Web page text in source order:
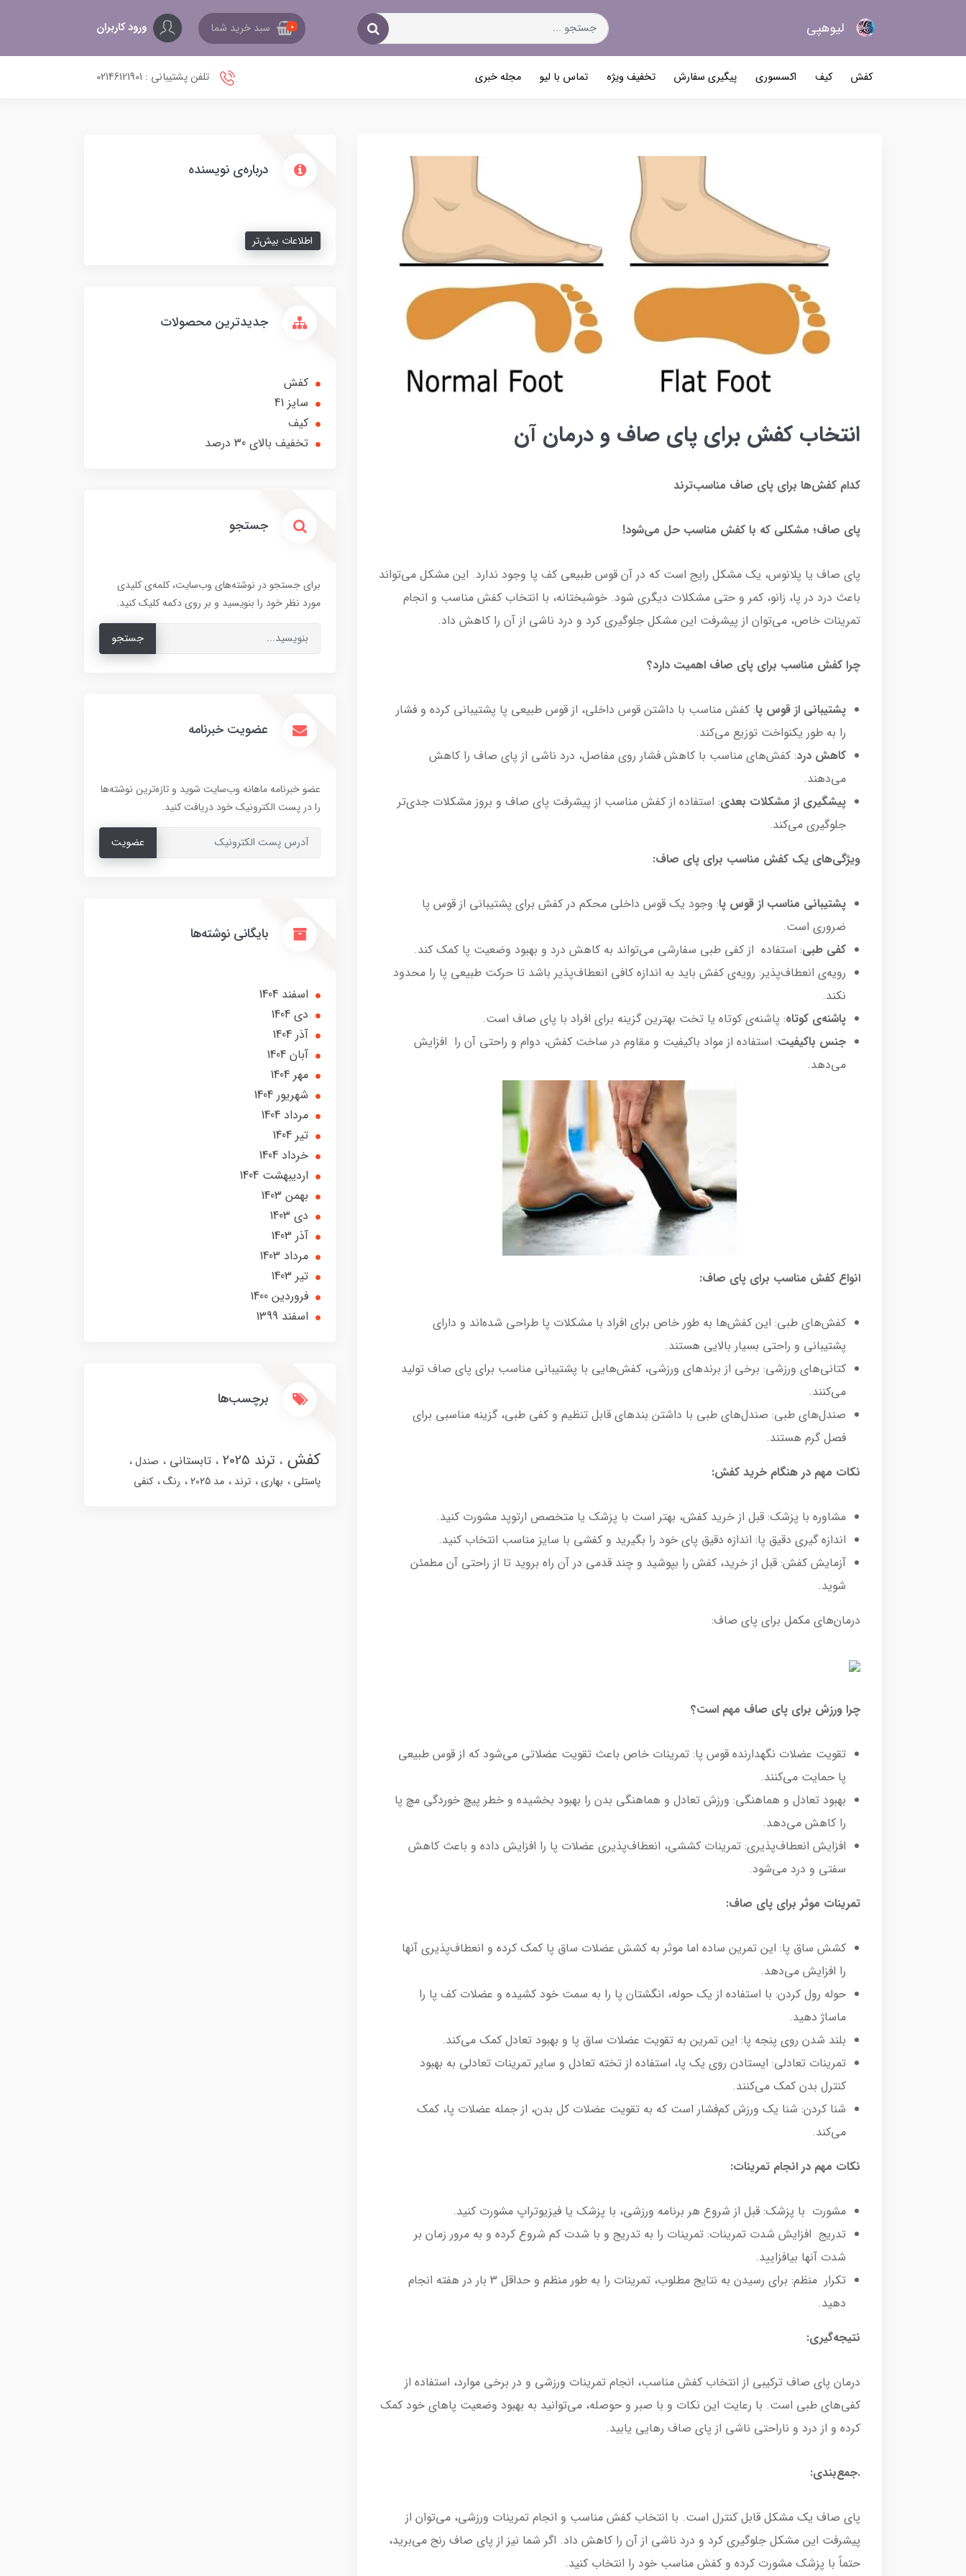
لیو‌هپی 0 سبد خرید شما ورود کاربران
کفش کیف اکسسوری پیگیری سفارش تخفیف ویژه تماس با لیو مجله خبری تلفن پشتیبانی : 02146121901
انتخاب کفش برای پای صاف و درمان آن
کدام کفش‌ها برای پای صاف مناسب‌ترند
پای صاف؛ مشکلی که با کفش مناسب حل می‌شود!
پای صاف یا پلانوس، یک مشکل رایج است که در آن قوس طبیعی کف پا وجود ندارد. این مشکل می‌تواند
باعث درد در پا، زانو، کمر و حتی مشکلات دیگری شود. خوشبختانه، با انتخاب کفش مناسب و انجام
تمرینات خاص، می‌توان از پیشرفت این مشکل جلوگیری کرد و درد ناشی از آن را کاهش داد.
چرا کفش مناسب برای پای صاف اهمیت دارد؟
پشتیبانی از قوس پا: کفش مناسب با داشتن قوس داخلی، از قوس طبیعی پا پشتیبانی کرده و فشار
را به طور یکنواخت توزیع می‌کند.
کاهش درد: کفش‌های مناسب با کاهش فشار روی مفاصل، درد ناشی از پای صاف را کاهش
می‌دهند.
پیشگیری از مشکلات بعدی: استفاده از کفش مناسب از پیشرفت پای صاف و بروز مشکلات جدی‌تر
جلوگیری می‌کند.
ویژگی‌های یک کفش مناسب برای پای صاف:
پشتیبانی مناسب از قوس پا: وجود یک قوس داخلی محکم در کفش برای پشتیبانی از قوس پا
ضروری است.
کفی طبی: استفاده از کفی طبی سفارشی می‌تواند به کاهش درد و بهبود وضعیت پا کمک کند.
رویه‌ی انعطاف‌پذیر: رویه‌ی کفش باید به اندازه کافی انعطاف‌پذیر باشد تا حرکت طبیعی پا را محدود
نکند.
پاشنه‌ی کوتاه: پاشنه‌ی کوتاه یا تخت بهترین گزینه برای افراد با پای صاف است.
جنس باکیفیت: استفاده از مواد باکیفیت و مقاوم در ساخت کفش، دوام و راحتی آن را افزایش
می‌دهد.
انواع کفش مناسب برای پای صاف:
کفش‌های طبی: این کفش‌ها به طور خاص برای افراد با مشکلات پا طراحی شده‌اند و دارای
پشتیبانی و راحتی بسیار بالایی هستند.
کتانی‌های ورزشی: برخی از برندهای ورزشی، کفش‌هایی با پشتیبانی مناسب برای پای صاف تولید
می‌کنند.
صندل‌های طبی: صندل‌های طبی با داشتن بندهای قابل تنظیم و کفی طبی، گزینه مناسبی برای
فصل گرم هستند.
نکات مهم در هنگام خرید کفش:
مشاوره با پزشک: قبل از خرید کفش، بهتر است با پزشک یا متخصص ارتوپد مشورت کنید.
اندازه گیری دقیق پا: اندازه دقیق پای خود را بگیرید و کفشی با سایز مناسب انتخاب کنید.
آزمایش کفش: قبل از خرید، کفش را بپوشید و چند قدمی در آن راه بروید تا از راحتی آن مطمئن
شوید.
درمان‌های مکمل برای پای صاف:
چرا ورزش برای پای صاف مهم است؟
تقویت عضلات نگهدارنده قوس پا: تمرینات خاص باعث تقویت عضلاتی می‌شود که از قوس طبیعی
پا حمایت می‌کنند.
بهبود تعادل و هماهنگی: ورزش تعادل و هماهنگی بدن را بهبود بخشیده و خطر پیچ خوردگی مچ پا
را کاهش می‌دهد.
افزایش انعطاف‌پذیری: تمرینات کششی، انعطاف‌پذیری عضلات پا را افزایش داده و باعث کاهش
سفتی و درد می‌شود.
تمرینات موثر برای پای صاف:
کشش ساق پا: این تمرین ساده اما موثر به کشش عضلات ساق پا کمک کرده و انعطاف‌پذیری آنها
را افزایش می‌دهد.
حوله رول کردن: با استفاده از یک حوله، انگشتان پا را به سمت خود کشیده و عضلات کف پا را
ماساژ دهید.
بلند شدن روی پنجه پا: این تمرین به تقویت عضلات ساق پا و بهبود تعادل کمک می‌کند.
تمرینات تعادلی: ایستادن روی یک پا، استفاده از تخته تعادل و سایر تمرینات تعادلی به بهبود
کنترل بدن کمک می‌کنند.
شنا کردن: شنا یک ورزش کم‌فشار است که به تقویت عضلات کل بدن، از جمله عضلات پا، کمک
می‌کند.
نکات مهم در انجام تمرینات:
مشورت با پزشک: قبل از شروع هر برنامه ورزشی، با پزشک یا فیزیوتراپ مشورت کنید.
تدریج افزایش شدت تمرینات: تمرینات را به تدریج و با شدت کم شروع کرده و به مرور زمان بر
شدت آنها بیافزایید.
تکرار منظم: برای رسیدن به نتایج مطلوب، تمرینات را به طور منظم و حداقل 3 بار در هفته انجام
دهید.
نتیجه‌گیری:
درمان پای صاف ترکیبی از انتخاب کفش مناسب، انجام تمرینات ورزشی و در برخی موارد، استفاده از
کفی‌های طبی است. با رعایت این نکات و با صبر و حوصله، می‌توانید به بهبود وضعیت پاهای خود کمک
کرده و از درد و ناراحتی ناشی از پای صاف رهایی یابید.
.جمع‌بندی:
پای صاف یک مشکل قابل کنترل است. با انتخاب کفش مناسب و انجام تمرینات ورزشی، می‌توان از
پیشرفت این مشکل جلوگیری کرد و درد ناشی از آن را کاهش داد. اگر شما نیز از پای صاف رنج می‌برید،
حتماً با پزشک مشورت کرده و کفش مناسب خود را انتخاب کنید.
درباره‌ی نویسنده
اطلاعات بیش‌تر
جدیدترین محصولات
کفش
سایز 41
کیف
تخفیف بالای 30 درصد
جستجو
برای جستجو در نوشته‌های وب‌سایت، کلمه‌ی کلیدی
مورد نظر خود را بنویسید و بر روی دکمه کلیک کنید.
جستجو
عضویت خبرنامه
عضو خبرنامه ماهانه وب‌سایت شوید و تازه‌ترین نوشته‌ها
را در پست الکترونیک خود دریافت کنید.
عضویت
بایگانی نوشته‌ها
اسفند 1404
دی 1404
آذر 1404
آبان 1404
مهر 1404
شهریور 1404
مرداد 1404
تير 1404
خرداد 1404
ارديبهشت 1404
بهمن 1403
دی 1403
آذر 1403
مرداد 1403
تير 1403
فروردین 1400
اسفند 1399
برچسب‌ها
کفش ترند 2025 تابستانی
صندل
پاستلی
بهاری ترند مد 2025 رنگ کنفی